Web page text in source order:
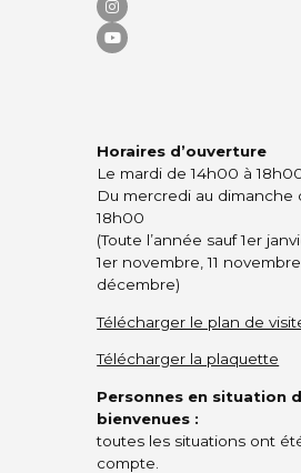
Horaires d’ouverture
Le mardi de 14h00 à
Du mercredi au dimanche
18h00
(Toute l’année sauf 1er
1er novembre, 11
décembre)
Télécharger le plan de
Télécharger la plaquette
Personnes en situation
bienvenues :
toutes les situations ont
compte.